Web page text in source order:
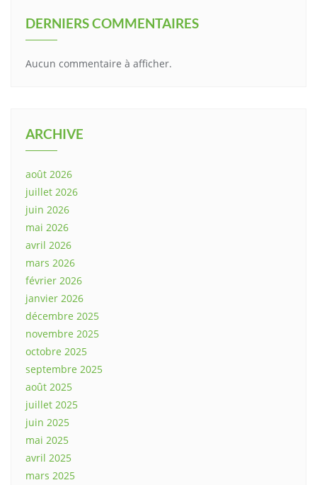
DERNIERS COMMENTAIRES
Aucun commentaire à afficher.
ARCHIVE
août 2026
juillet 2026
juin 2026
mai 2026
avril 2026
mars 2026
février 2026
janvier 2026
décembre 2025
novembre 2025
octobre 2025
septembre 2025
août 2025
juillet 2025
juin 2025
mai 2025
avril 2025
mars 2025